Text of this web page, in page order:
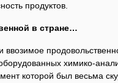
продуктов.
в стране…
химико-
которой был весьма